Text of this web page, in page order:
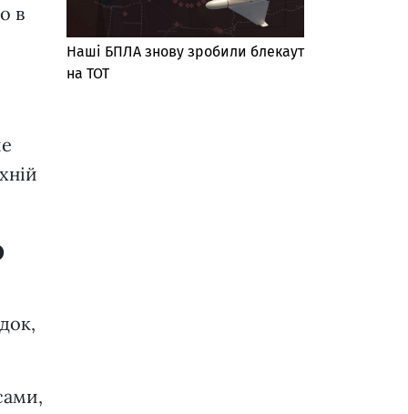
в
Наші БПЛА знову зробили блекаут
на ТОТ